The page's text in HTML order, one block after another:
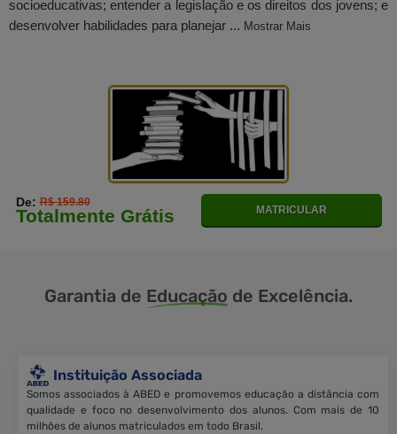
socioeducativas; entender a legislação e os direitos dos jovens; e
desenvolver habilidades para planejar ... Mostrar Mais
De:R$ 159.80
Totalmente Grátis MATRICULAR
Garantia de Educação de Excelência.
Instituição Associada
Somos associados à ABED e promovemos educação a distância com
qualidade e foco no desenvolvimento dos alunos. Com mais de 10
milhões de alunos matriculados em todo Brasil.